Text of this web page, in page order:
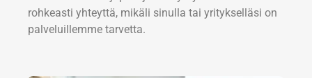
rohkeasti yhteyttä, mikäli sinulla tai yritykselläsi on
palveluillemme tarvetta.